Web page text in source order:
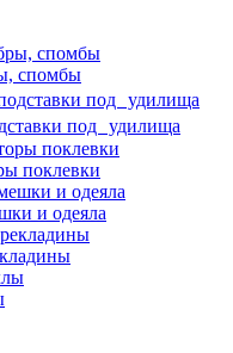
спомбы
под удилища
поклевки
и одеяла